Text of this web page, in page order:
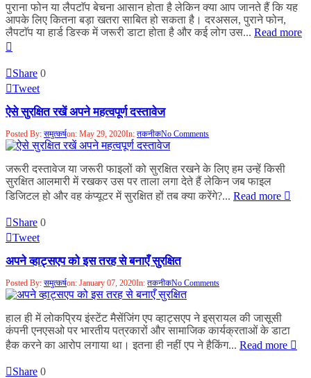
पुराना फोन या लैपटाॅप बेचना आसान होता है लेकिन क्या आप जानते हैं कि यह
आपके लिए कितना बड़ा खतरा साबित हो सकता है। दरअसल, पुराने फोन,
लैपटाॅप या हार्ड डिस्क में जरूरी डाटा होता है और कई लोग उस... Read more
Share 0
Tweet
ऐसे सुरक्षित रखें अपने महत्वपूर्ण दस्तावेज
Posted By: समुत्कर्षon: May 29, 2020In: तकनीकNo Comments
जरूरी दस्तावेज या जरूरी फाइलों को सुरक्षित रखने के लिए हम उन्हें किसी
सुरक्षित आलमारी में रखकर उस पर ताला लगा देते हैं लेकिन जब फाइल
डिजिटल हो और वह कंप्यूटर में सुरक्षित हों तब क्या करेंगे?... Read more
Share 0
Tweet
अपने व्हाट्सएप को इस तरह से बनाएँ सुरक्षित
Posted By: समुत्कर्षon: January 07, 2020In: तकनीकNo Comments
हाल ही में लोकप्रिय इंस्टेंट मैसेंजिंग एप व्हाट्सएप ने इस्रायल की जासूसी
कंपनी एनएसओ पर भारतीय पत्रकारों और सामाजिक कार्यक्रताओं के डाटा
हैक करने का आरोप लगाया था। इतना ही नहीं एप ने हैकिंग... Read more
Share 0